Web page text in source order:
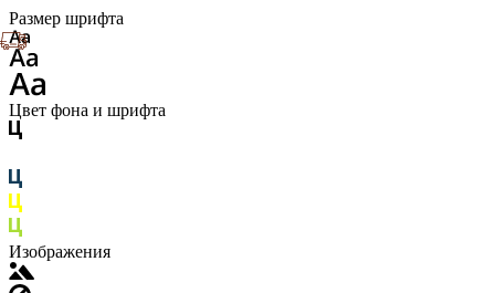
Размер шрифта
Цвет фона и шрифта
Изображения